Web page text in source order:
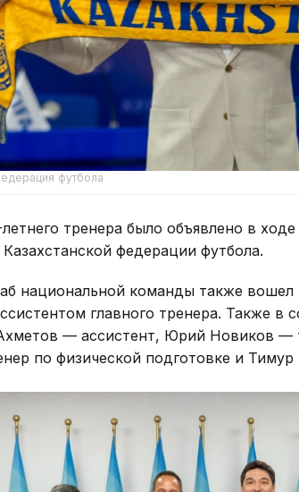
футбола
тренера было объявлено в
федерации футбола.
национальной команды также
главного тренера. Также в
— ассистент, Юрий Новиков —
по физической подготовке и